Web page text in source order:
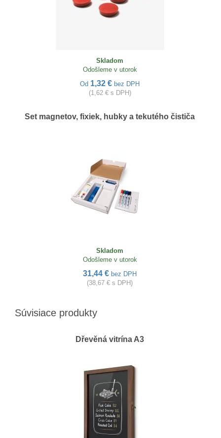
Skladom
Odošleme v utorok
Od 1,32 € bez DPH
(1,62 € s DPH)
Set magnetov, fixiek, hubky a tekutého čističa
Skladom
Odošleme v utorok
31,44 € bez DPH
(38,67 € s DPH)
Súvisiace produkty
Dřevěná vitrína A3